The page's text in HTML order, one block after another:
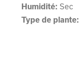
Humidité: Sec
Type de plante: